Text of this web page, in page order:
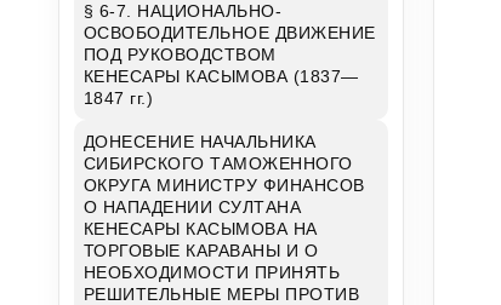
§ 6-7. НАЦИОНАЛЬНО-
ОСВОБОДИТЕЛЬНОЕ ДВИЖЕНИЕ
ПОД РУКОВОДСТВОМ
КЕНЕСАРЫ КАСЫМОВА (1837—
1847 гг.)
ДОНЕСЕНИЕ НАЧАЛЬНИКА
СИБИРСКОГО ТАМОЖЕННОГО
ОКРУГА МИНИСТРУ ФИНАНСОВ
О НАПАДЕНИИ СУЛТАНА
КЕНЕСАРЫ КАСЫМОВА НА
ТОРГОВЫЕ КАРАВАНЫ И О
НЕОБХОДИМОСТИ ПРИНЯТЬ
РЕШИТЕЛЬНЫЕ МЕРЫ ПРОТИВ